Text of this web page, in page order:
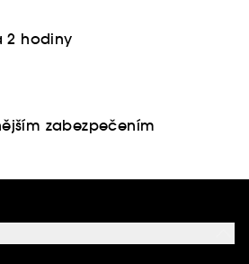
2 hodiny
zabezpečením